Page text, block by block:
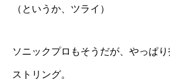
（というか、ツライ）
ソニックプロもそうだが、やっぱ
ストリング。